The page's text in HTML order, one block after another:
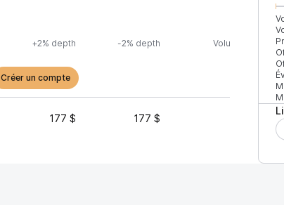
+2% depth -2% depth Volume (24h)
Créer un compte
177 $ 177 $